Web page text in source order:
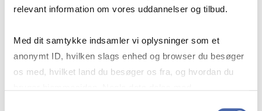
relevant information om vores uddannelser og tilbud.
Med dit samtykke indsamler vi oplysninger som et
anonymt ID, hvilken slags enhed og browser du besøger
os med, hvilket land du besøger os fra, og hvordan du
navigerer man som virksomhed?